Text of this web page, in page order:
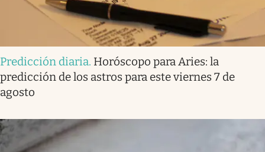
Predicción diaria. Horóscopo para Aries: la
predicción de los astros para este viernes 7 de
agosto